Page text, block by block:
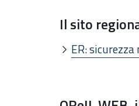
Il sito
ER: